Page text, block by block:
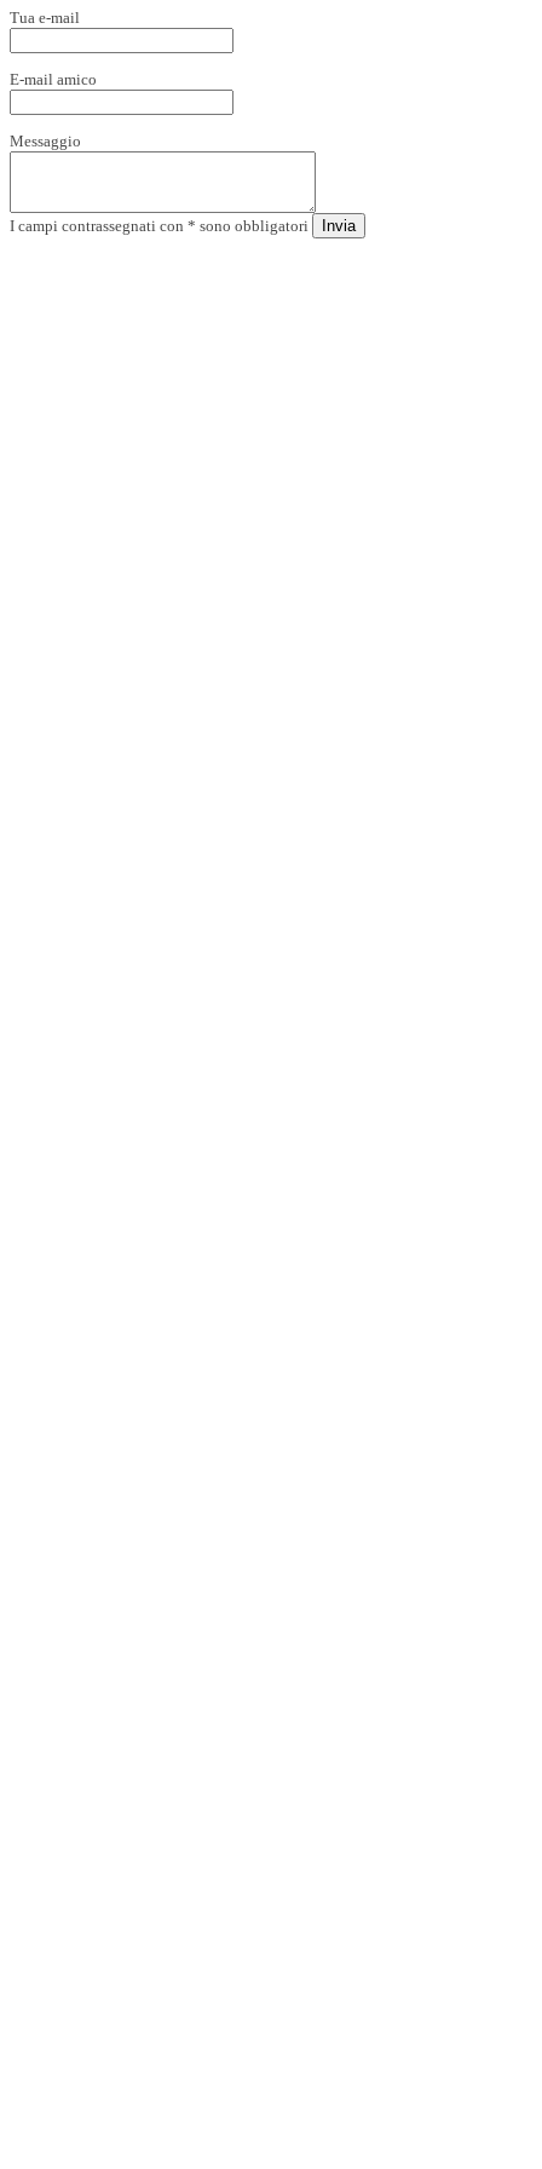
Tua e-mail
E-mail amico
Messaggio
I campi contrassegnati con * sono obbligatori